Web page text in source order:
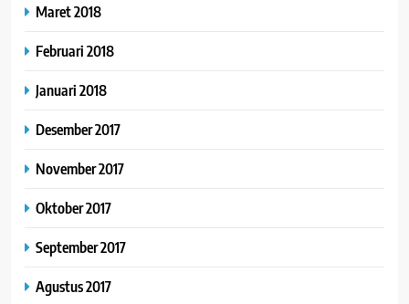
Maret 2018
Februari 2018
Januari 2018
Desember 2017
November 2017
Oktober 2017
September 2017
Agustus 2017